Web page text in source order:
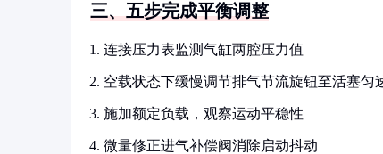
三、五步完成平衡调整
连接压力表监测气缸两腔压力值
空载状态下缓慢调节排气节流旋钮至活塞匀
施加额定负载，观察运动平稳性
微量修正进气补偿阀消除启动抖动